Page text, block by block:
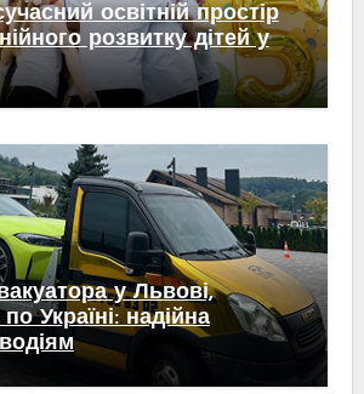
освітній простір
розвитку дітей у
у Львові,
Україні: надійна